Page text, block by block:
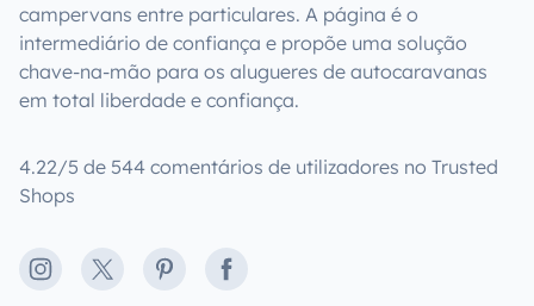
campervans entre particulares. A página é o
intermediário de confiança e propõe uma solução
chave-na-mão para os alugueres de autocaravanas
em total liberdade e confiança.
4.22/5 de 544 comentários de utilizadores no Trusted
Shops
Instagram
X PinterestFacebook